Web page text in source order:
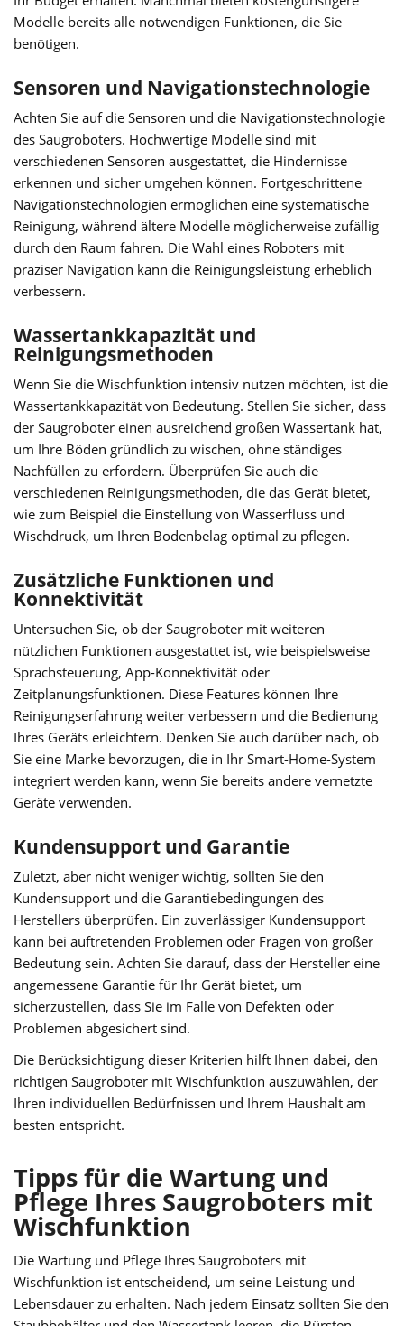
Modelle bereits alle notwendigen Funktionen, die Sie
benötigen.
Sensoren und Navigationstechnologie
Achten Sie auf die Sensoren und die Navigationstechnologie
des Saugroboters. Hochwertige Modelle sind mit
verschiedenen Sensoren ausgestattet, die Hindernisse
erkennen und sicher umgehen können. Fortgeschrittene
Navigationstechnologien ermöglichen eine systematische
Reinigung, während ältere Modelle möglicherweise zufällig
durch den Raum fahren. Die Wahl eines Roboters mit
präziser Navigation kann die Reinigungsleistung erheblich
verbessern.
Wassertankkapazität und
Reinigungsmethoden
Wenn Sie die Wischfunktion intensiv nutzen möchten, ist die
Wassertankkapazität von Bedeutung. Stellen Sie sicher, dass
der Saugroboter einen ausreichend großen Wassertank hat,
um Ihre Böden gründlich zu wischen, ohne ständiges
Nachfüllen zu erfordern. Überprüfen Sie auch die
verschiedenen Reinigungsmethoden, die das Gerät bietet,
wie zum Beispiel die Einstellung von Wasserfluss und
Wischdruck, um Ihren Bodenbelag optimal zu pflegen.
Zusätzliche Funktionen und
Konnektivität
Untersuchen Sie, ob der Saugroboter mit weiteren
nützlichen Funktionen ausgestattet ist, wie beispielsweise
Sprachsteuerung, App-Konnektivität oder
Zeitplanungsfunktionen. Diese Features können Ihre
Reinigungserfahrung weiter verbessern und die Bedienung
Ihres Geräts erleichtern. Denken Sie auch darüber nach, ob
Sie eine Marke bevorzugen, die in Ihr Smart-Home-System
integriert werden kann, wenn Sie bereits andere vernetzte
Geräte verwenden.
Kundensupport und Garantie
Zuletzt, aber nicht weniger wichtig, sollten Sie den
Kundensupport und die Garantiebedingungen des
Herstellers überprüfen. Ein zuverlässiger Kundensupport
kann bei auftretenden Problemen oder Fragen von großer
Bedeutung sein. Achten Sie darauf, dass der Hersteller eine
angemessene Garantie für Ihr Gerät bietet, um
sicherzustellen, dass Sie im Falle von Defekten oder
Problemen abgesichert sind.
Die Berücksichtigung dieser Kriterien hilft Ihnen dabei, den
richtigen Saugroboter mit Wischfunktion auszuwählen, der
Ihren individuellen Bedürfnissen und Ihrem Haushalt am
besten entspricht.
Tipps für die Wartung und
Pflege Ihres Saugroboters mit
Wischfunktion
Die Wartung und Pflege Ihres Saugroboters mit
Wischfunktion ist entscheidend, um seine Leistung und
Lebensdauer zu erhalten. Nach jedem Einsatz sollten Sie den